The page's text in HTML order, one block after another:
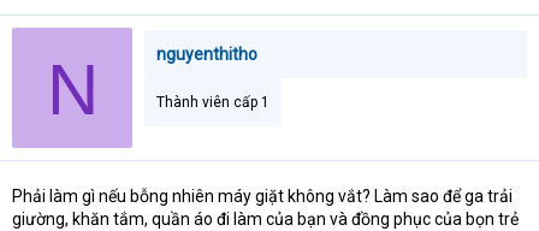
N nguyenthitho
Thành viên cấp 1
Phải làm gì nếu bỗng nhiên máy giặt không vắt? Làm sao để ga trải
giường, khăn tắm, quần áo đi làm của bạn và đồng phục của bọn trẻ